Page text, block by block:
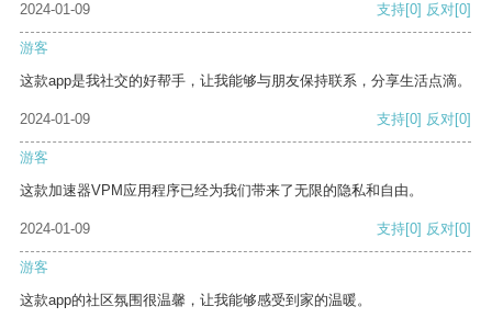
2024-01-09
支持[0] 反对[0]
游客
这款app是我社交的好帮手，让我能够与朋友保持联系，分享生活点滴。
2024-01-09 支持[0] 反对[0]
游客
这款加速器VPM应用程序已经为我们带来了无限的隐私和自由。
2024-01-09 支持[0] 反对[0]
游客
这款app的社区氛围很温馨，让我能够感受到家的温暖。